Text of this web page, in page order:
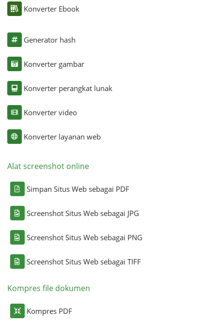
Konverter Ebook
Generator hash
Konverter gambar
Konverter perangkat lunak
Konverter video
Konverter layanan web
Alat screenshot online
Simpan Situs Web sebagai PDF
Screenshot Situs Web sebagai JPG
Screenshot Situs Web sebagai PNG
Screenshot Situs Web sebagai TIFF
Kompres file dokumen
Kompres PDF